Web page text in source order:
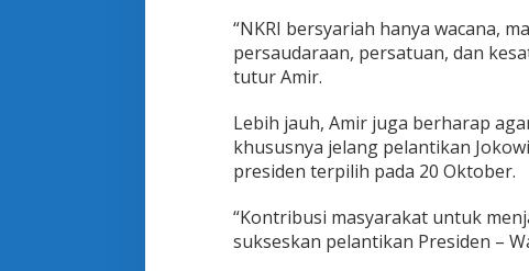
t
P
n
a
s
i
a
n
g
“NKRI bersyariah hanya wacana,
persaudaraan, persatuan, dan
tutur Amir.
Lebih jauh, Amir juga berharap
khususnya jelang pelantikan
presiden terpilih pada 20 Oktober.
“Kontribusi masyarakat untuk
sukseskan pelantikan Presiden –